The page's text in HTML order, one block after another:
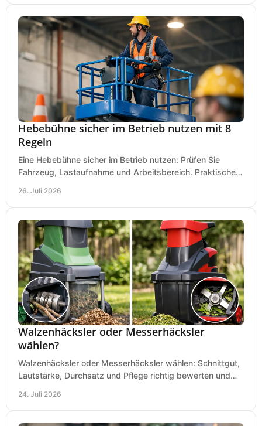
Hebebühne sicher im Betrieb nutzen mit 8
Regeln
Eine Hebebühne sicher im Betrieb nutzen: Prüfen Sie
Fahrzeug, Lastaufnahme und Arbeitsbereich. Praktische
26. Juli 2026
Walzenhäcksler oder Messerhäcksler
wählen?
Walzenhäcksler oder Messerhäcksler wählen: Schnittgut,
Lautstärke, Durchsatz und Pflege richtig bewerten und
24. Juli 2026